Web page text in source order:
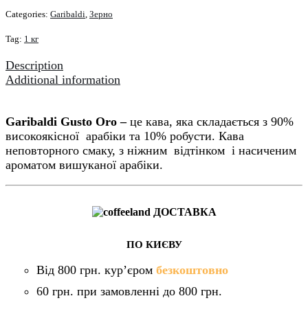
Categories: Garibaldi Зерно
Tag: 1 кг
Description
Additional information
Garibaldi Gusto Oro – це кава, яка складається з 90%
високоякісної арабіки та 10% робусти. Кава
неповторного смаку, з ніжним відтінком і насиченим
ароматом вишуканої арабіки.
ДОСТАВКА
ПО КИЄВУ
Від 800 грн. кур’єром безкоштовно
60 грн. при замовленні до 800 грн.